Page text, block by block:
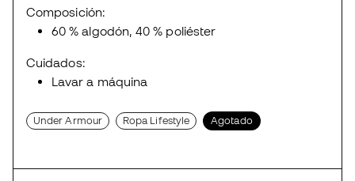
Composición:
60 % algodón, 40 % poliéster
Cuidados:
Lavar a máquina
Under Armour Ropa Lifestyle Agotado